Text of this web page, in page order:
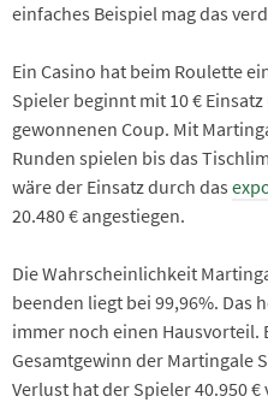
einfaches Beispiel mag das
Ein Casino hat beim Roulette
Spieler beginnt mit 10 €
gewonnenen Coup. Mit
Runden spielen bis das
wäre der Einsatz durch das
20.480 € angestiegen.
Die Wahrscheinlichkeit
beenden liegt bei 99,96%. Das
immer noch einen Hausvorteil.
Gesamtgewinn der Martingale
Verlust hat der Spieler 40.950 €